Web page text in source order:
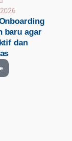
baru agar
dan